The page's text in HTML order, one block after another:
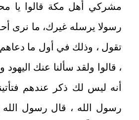
مشركي أهل مكة قالوا يا
رسولا يرسله غيرك، ما نرى
تقول ، وذلك في أول ما
، قالوا ولقد سألنا عنك اليهود
أنه ليس لك ذكر عندهم
رسول الله ، قال رسول الله